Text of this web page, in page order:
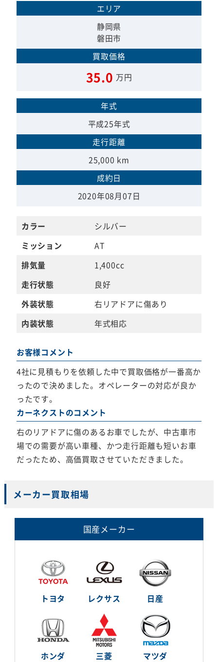
エリア
静岡県
磐田市
買取価格
35.0 万円
年式
平成25年式
走行距離
25,000 km
成約日
2020年08月07日
カラー
シルバー
ミッション
AT
排気量
1,400cc
走行状態
良好
外装状態
右リアドアに傷あり
内装状態
年式相応
お客様コメント
4社に見積もりを依頼した中で買取価格が一番高か
ったので決めました。オペレーターの対応が良か
ったです。
カーネクストのコメント
右のリアドアに傷のあるお車でしたが、中古車市
場での需要が高い車種、かつ走行距離も短いお車
だったため、高価買取させていただきました。
メーカー買取相場
国産メーカー
トヨタ レクサス 日産
ホンダ 三菱 マツダ